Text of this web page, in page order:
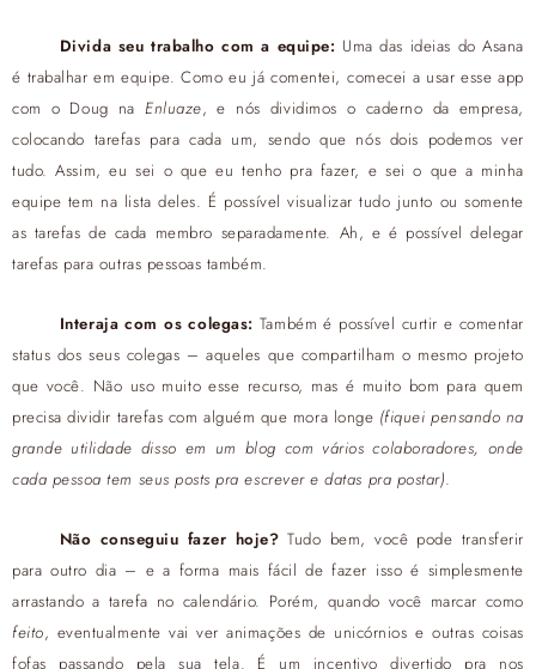
Divida seu trabalho com a equipe: Uma das ideias do Asana
é trabalhar em equipe. Como eu já comentei, comecei a usar esse app
com o Doug naEnluaze, e nós dividimos o caderno da empresa,
colocando tarefas para cada um, sendo que nós dois podemos ver
tudo. Assim, eu sei o que eu tenho pra fazer, e sei o que a minha
equipe tem na lista deles. É possível visualizar tudo junto ou somente
as tarefas de cada membro separadamente. Ah, e é possível delegar
tarefas para outras pessoas também.
Interaja com os colegas: Também é possível curtir e comentar
status dos seus colegas – aqueles que compartilham o mesmo projeto
que você. Não uso muito esse recurso, mas é muito bom para quem
precisa dividir tarefas com alguém que mora longe (fiquei pensando na
grande utilidade disso em um blog com vários colaboradores, onde
cada pessoa tem seus posts pra escrever e datas pra postar).
Não conseguiu fazer hoje? Tudo bem, você pode transferir
para outro dia – e a forma mais fácil de fazer isso é simplesmente
arrastando a tarefa no calendário. Porém, quando você marcar como
feito, eventualmente vai ver animações de unicórnios e outras coisas
fofas passando pela sua tela. É um incentivo divertido pra nos